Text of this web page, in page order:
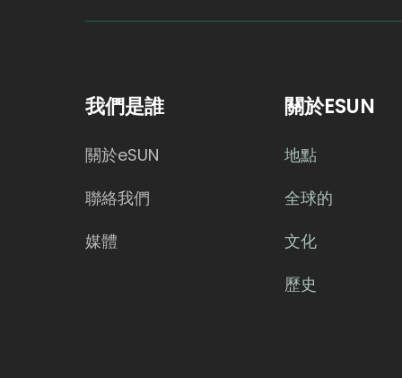
我們是誰
關於eSUN
聯絡我們
媒體
關於ESUN
地點
全球的
文化
歷史